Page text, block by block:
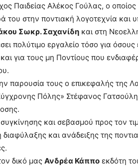
Παιδείας Αλέκος Γούλας, ο
στην ποντιακή λογοτεχνία και
Σωκρ. Σαχανίδη και στη
πολύτιμο εργαλείο τόσο για
για τους μη Ποντίους που
παρουσία τους ο επικεφαλής της
Πόλης» Στέφανος
και σεβασμού προς τον
και ανάδειξης της
δικό μας Ανδρέα Κάππο εκδότη